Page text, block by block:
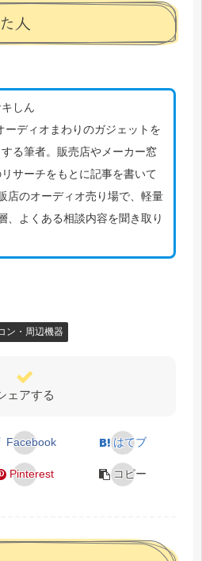
人
しん
ーディオまわりのガジェットを
る筆者。販売店やメーカー窓
サーチをもとに記事を書いて
店のオーディオ売り場で、軽量
、よくある相談内容を聞き取り
ン・周辺機器
ェアする
Facebook はてブ
Pinterest コピー